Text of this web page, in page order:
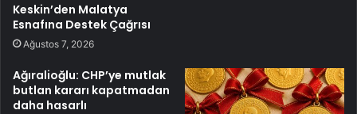
Keskin’den Malatya
Esnafına Destek Çağrısı
Ağustos 7, 2026
Ağıralioğlu: CHP’ye mutlak
butlan kararı kapatmadan
daha hasarlı